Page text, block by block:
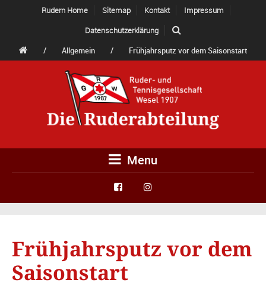
Rudern Home Sitemap Kontakt
Impressum
Datenschutzerklärung
/
Allgemein / Frühjahrsputz vor dem Saisonstart
Menu
Frühjahrsputz vor dem
Saisonstart